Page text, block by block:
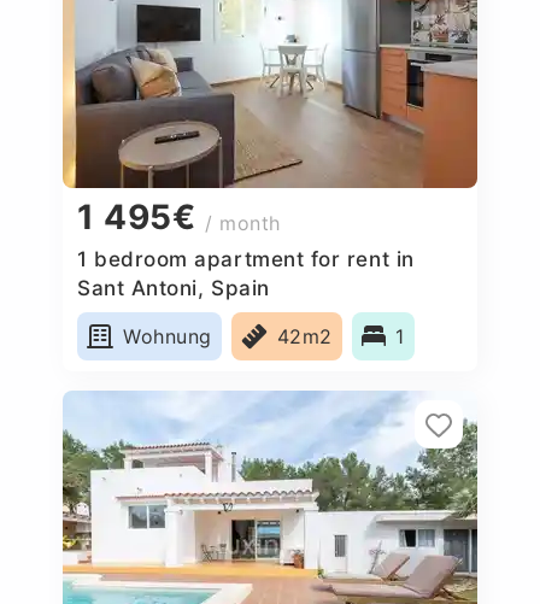
1 495€ / month
1 bedroom apartment for rent in
Sant Antoni, Spain
Wohnung
42m2 1